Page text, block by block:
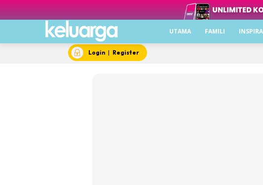
UTAMA FAMILI
Login | Register